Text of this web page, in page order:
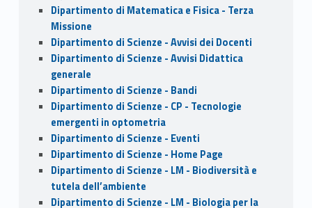
Dipartimento di Matematica e Fisica - Terza
Missione
Dipartimento di Scienze - Avvisi dei Docenti
Dipartimento di Scienze - Avvisi Didattica
generale
Dipartimento di Scienze - Bandi
Dipartimento di Scienze - CP - Tecnologie
emergenti in optometria
Dipartimento di Scienze - Eventi
Dipartimento di Scienze - Home Page
Dipartimento di Scienze - LM - Biodiversità e
tutela dell’ambiente
Dipartimento di Scienze - LM - Biologia per la